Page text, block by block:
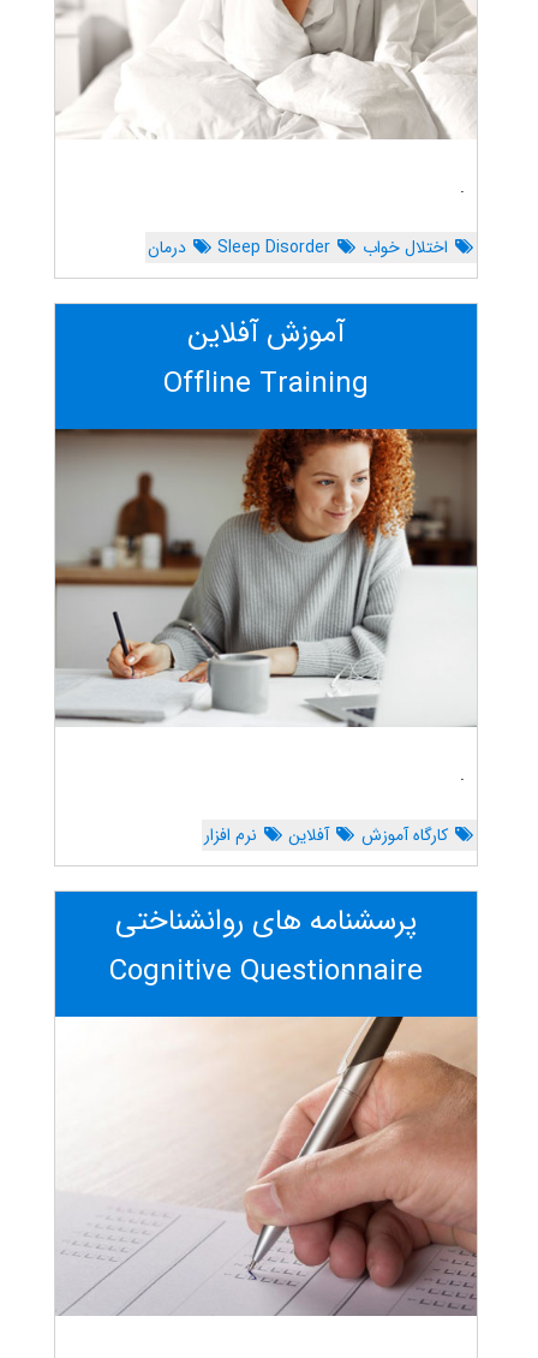
.
اختلال خواب Sleep Disorder درمان
آموزش آفلاین
Offline Training
.
کارگاه آموزش آفلاین نرم افزار
پرسشنامه های روانشناختی
Cognitive Questionnaire